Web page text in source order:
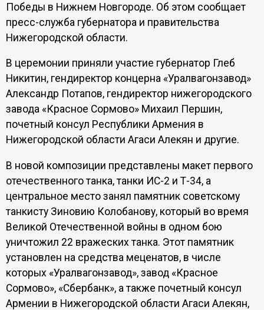
Победы в Нижнем Новгороде. Об этом сообщает
пресс-служба губернатора и правительства
Нижегородской области.
В церемонии приняли участие губернатор Глеб
Никитин, гендиректор концерна «Уралвагонзавод»
Александр Потапов, гендиректор нижегородского
завода «Красное Сормово» Михаил Першин,
почетный консул Республики Армения в
Нижегородской области Агаси Алекян и другие.
В новой композиции представлены макет первого
отечественного танка, танки ИС-2 и Т-34, а
центральное место занял памятник советскому
танкисту Зиновию Колобанову, который во время
Великой Отечественной войны в одном бою
уничтожил 22 вражеских танка. Этот памятник
установлен на средства меценатов, в числе
которых «Уралвагонзавод», завод «Красное
Сормово», «Сбербанк», а также почетный консул
Армении в Нижегородской области Агаси Алекян,